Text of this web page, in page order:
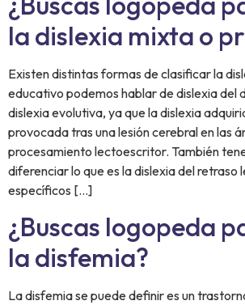
la dislexia mixta o
Existen distintas formas de clasificar la
educativo podemos hablar de dislexia del
dislexia evolutiva, ya que la dislexia
provocada tras una lesión cerebral en las
procesamiento lectoescritor. También
diferenciar lo que es la dislexia del retraso
específicos […]
¿Buscas logopeda
la disfemia?
La disfemia se puede definir es un